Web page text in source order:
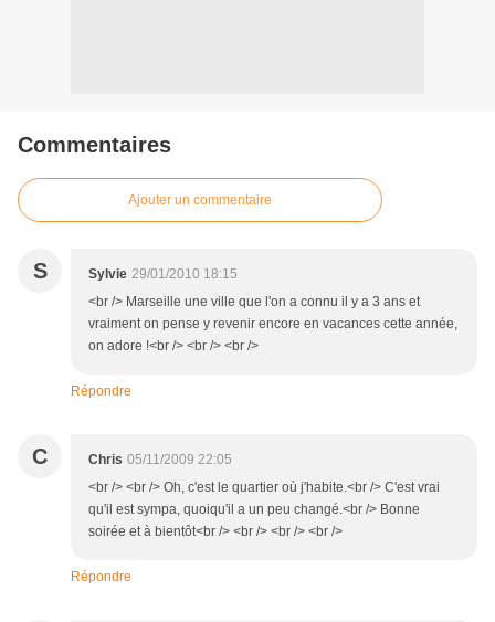
Commentaires
Ajouter un commentaire
S Sylvie 29/01/2010 18:15
<br /> Marseille une ville que l'on a connu il y a 3 ans et
vraiment on pense y revenir encore en vacances cette année,
on adore !<br /> <br /> <br />
Répondre
C Chris 05/11/2009 22:05
<br /> <br /> Oh, c'est le quartier où j'habite.<br /> C'est vrai
qu'il est sympa, quoiqu'il a un peu changé.<br /> Bonne
soirée et à bientôt<br /> <br /> <br /> <br />
Répondre